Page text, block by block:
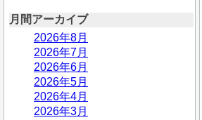
月間アーカイブ
2026年8月
2026年7月
2026年6月
2026年5月
2026年4月
2026年3月